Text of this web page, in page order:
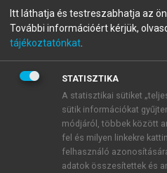
fiókoddal,vagy
A regisztráció után a
BELÉPÉS SAJÁT
ÚJ FIÓK
1 óra díjmentes hozzáférés
Itt láthatja és testreszabhatja az
További információért kérjük,
tájékoztatónkat
STATISZTIKA
A statisztikai sütiket
sütik információkat
módjáról, többek között
fel és milyen linkekre
felhasználó
adatok összesítettek és